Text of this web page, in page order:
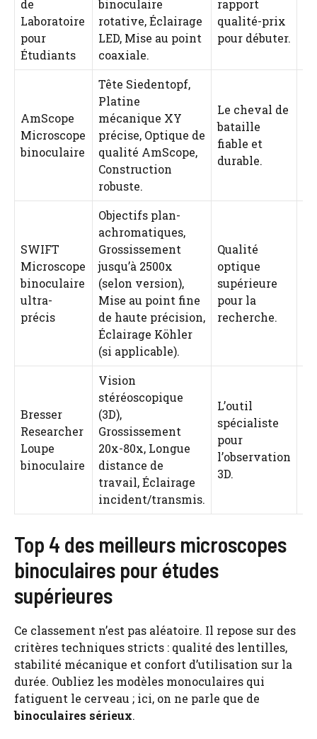
de
Laboratoire
pour
Étudiants
binoculaire
rotative, Éclairage
LED, Mise au point
coaxiale.
rapport
qualité-prix
pour débuter.
AmScope
Microscope
binoculaire
Tête Siedentopf,
Platine
mécanique XY
précise, Optique de
qualité AmScope,
Construction
robuste.
Le cheval de
bataille
fiable et
durable.
SWIFT
Microscope
binoculaire
ultra-
précis
Objectifs plan-
achromatiques,
Grossissement
jusqu’à 2500x
(selon version),
Mise au point fine
de haute précision,
Éclairage Köhler
(si applicable).
Qualité
optique
supérieure
pour la
recherche.
Bresser
Researcher
Loupe
binoculaire
Vision
stéréoscopique
(3D),
Grossissement
20x-80x, Longue
distance de
travail, Éclairage
incident/transmis.
L’outil
spécialiste
pour
l’observation
3D.
Top 4 des meilleurs microscopes
binoculaires pour études
supérieures
Ce classement n’est pas aléatoire. Il repose sur des
critères techniques stricts : qualité des lentilles,
stabilité mécanique et confort d’utilisation sur la
durée. Oubliez les modèles monoculaires qui
fatiguent le cerveau ; ici, on ne parle que de
binoculaires sérieux.